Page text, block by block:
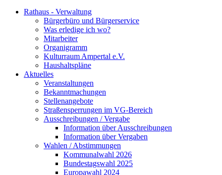
Rathaus - Verwaltung
Bürgerbüro und Bürgerservice
Was erledige ich wo?
Mitarbeiter
Organigramm
Kulturraum Ampertal e.V.
Haushaltspläne
Aktuelles
Veranstaltungen
Bekanntmachungen
Stellenangebote
Straßensperrungen im VG-Bereich
Ausschreibungen / Vergabe
Information über Ausschreibungen
Information über Vergaben
Wahlen / Abstimmungen
Kommunalwahl 2026
Bundestagswahl 2025
Europawahl 2024